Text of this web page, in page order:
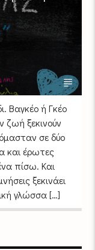
Βαγκέο ή Γκέο
ζωή ξεκινούν
σε δύο
και έρωτες
πίσω. Και
ξεκινάει
γλώσσα […]